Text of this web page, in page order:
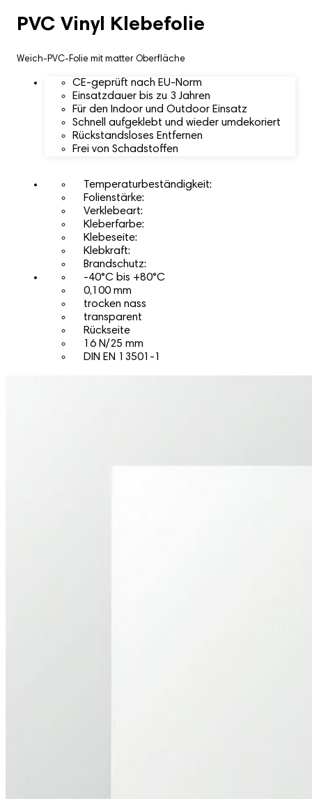
PVC Vinyl Klebefolie
Weich-PVC-Folie mit matter Oberfläche
CE-geprüft nach EU-Norm
Einsatzdauer bis zu 3 Jahren
Für den Indoor und Outdoor Einsatz
Schnell aufgeklebt und wieder umdekoriert
Rückstandsloses Entfernen
Frei von Schadstoffen
Temperaturbeständigkeit:
Folienstärke:
Verklebeart:
Kleberfarbe:
Klebeseite:
Klebkraft:
Brandschutz:
-40°C bis +80°C
0,100 mm
trocken nass
transparent
Rückseite
16 N/25 mm
DIN EN 13501-1